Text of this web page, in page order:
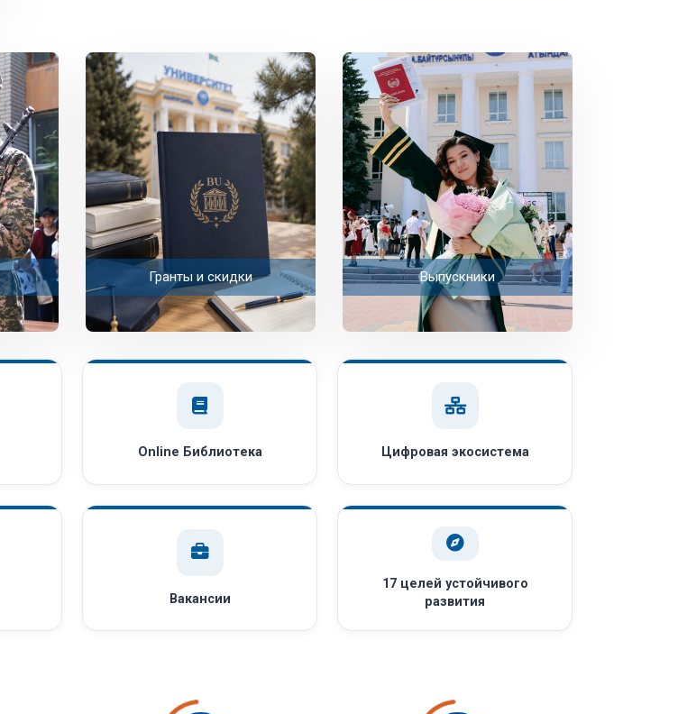
Гранты и скидки Выпускники
Online Библиотека Цифровая экосистема
Вакансии
17 целей устойчивого
развития